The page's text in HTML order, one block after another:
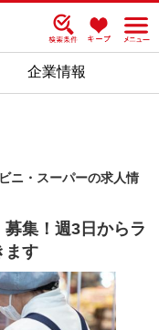
企業情報
ニ・スーパーの求人情
集！週3日からラ
ます